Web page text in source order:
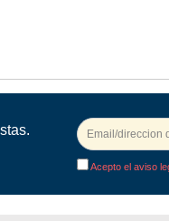
Acepto el aviso